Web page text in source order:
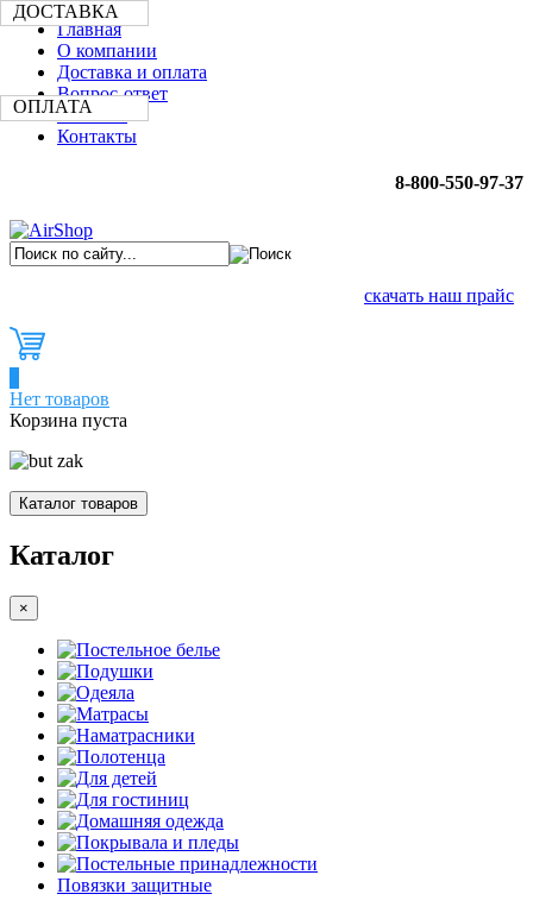
Главная
О компании
Доставка и оплата
Вопрос-ответ
Новости
Контакты
8-800-550-97-37
скачать наш прайс
Нет товаров
Корзина пуста
Каталог товаров
Каталог
×
Постельное белье
Подушки
Одеяла
Матрасы
Наматрасники
Полотенца
Для детей
Для гостиниц
Домашняя одежда
Покрывала и пледы
Постельные принадлежности
Повязки защитные
ДОСТАВКА
ОПЛАТА